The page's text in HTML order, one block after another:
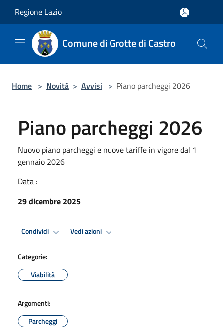
Regione Lazio
Comune di Grotte di Castro
Home > Novità > Avvisi > Piano parcheggi 2026
Piano parcheggi 2026
Nuovo piano parcheggi e nuove tariffe in vigore dal 1
gennaio 2026
Data :
29 dicembre 2025
Condividi Vedi azioni
Categorie:
Viabilità
Argomenti:
Parcheggi